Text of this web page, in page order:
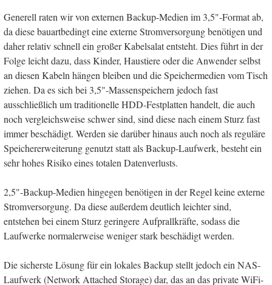
Generell raten wir von externen Backup-Medien im 3,5"-Format ab,
da diese bauartbedingt eine externe Stromversorgung benötigen und
daher relativ schnell ein großer Kabelsalat entsteht. Dies führt in der
Folge leicht dazu, dass Kinder, Haustiere oder die Anwender selbst
an diesen Kabeln hängen bleiben und die Speichermedien vom Tisch
ziehen. Da es sich bei 3,5"-Massenspeichern jedoch fast
ausschließlich um traditionelle HDD-Festplatten handelt, die auch
noch vergleichsweise schwer sind, sind diese nach einem Sturz fast
immer beschädigt. Werden sie darüber hinaus auch noch als reguläre
Speichererweiterung genutzt statt als Backup-Laufwerk, besteht ein
sehr hohes Risiko eines totalen Datenverlusts.
2,5"-Backup-Medien hingegen benötigen in der Regel keine externe
Stromversorgung. Da diese außerdem deutlich leichter sind,
entstehen bei einem Sturz geringere Aufprallkräfte, sodass die
Laufwerke normalerweise weniger stark beschädigt werden.
Die sicherste Lösung für ein lokales Backup stellt jedoch ein NAS-
Laufwerk (Network Attached Storage) dar, das an das private WiFi-